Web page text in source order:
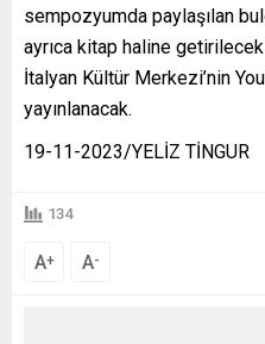
sempozyumda paylaşılan
ayrıca kitap haline
İtalyan Kültür Merkezi’nin
yayınlanacak.
19-11-2023/YELİZ TİNGUR
134
A+ A-